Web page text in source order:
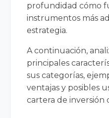
profundidad cómo
instrumentos más
estrategia.
A continuación,
principales
sus categorías,
ventajas y posibles
cartera de inversión